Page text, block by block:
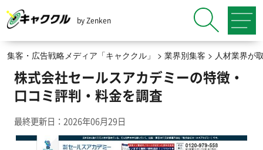
by Zenken
集客・広告戦略メディア「キャククル」 > 業界別集客 > 人材業界が
株式会社セールスアカデミーの特徴・
口コミ評判・料金を調査
最終更新日：2026年06月29日